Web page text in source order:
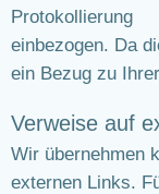
Protokollierung
einbezogen. Da
ein Bezug zu
Verweise auf
Wir übernehmen
externen Links.